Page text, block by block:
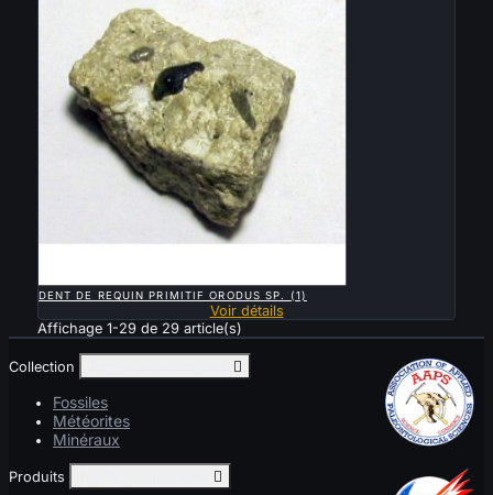
DENT DE REQUIN PRIMITIF ORODUS SP. (1)
Voir détails
Affichage 1-29 de 29 article(s)
Collection 
Fossiles
Météorites
Minéraux
Produits 